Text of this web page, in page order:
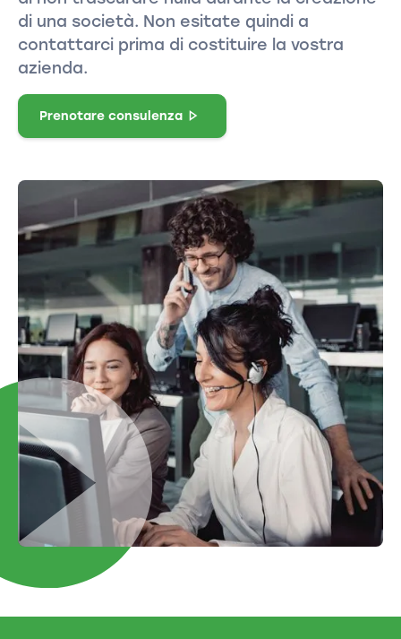
di una società. Non esitate quindi a
contattarci prima di costituire la vostra
azienda.
Prenotare consulenza